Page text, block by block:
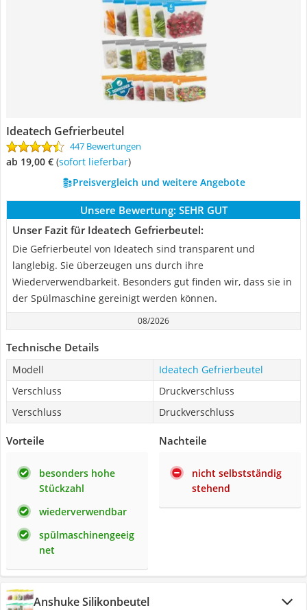
Ideatech Gefrierbeutel
447 Bewertungen
ab 19,00 € ( Sofort lieferbar)
Preisvergleich und weitere Angebote
Unsere Bewertung: SEHR GUT
Unser Fazit für Ideatech Gefrierbeutel:
Die Gefrierbeutel von Ideatech sind transparent und
langlebig. Sie überzeugen uns durch ihre
Wiederverwendbarkeit. Besonders gut finden wir, dass sie in
der Spülmaschine gereinigt werden können.
08/2026
Technische Details
Modell
Ideatech Gefrierbeutel
Verschluss
Druckverschluss
Verschluss
Druckverschluss
Vorteile
besonders hohe
Stückzahl
wiederverwendbar
spülmaschinengeeig
net
Nachteile
nicht selbstständig
stehend
Anshuke Silikonbeutel